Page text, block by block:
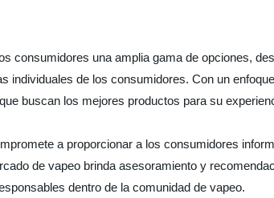
consumidores una amplia gama de opciones,
de los consumidores. Con un
buscan los mejores productos para su
a proporcionar a los consumidores
de vapeo brinda asesoramiento y
dentro de la comunidad de vapeo.